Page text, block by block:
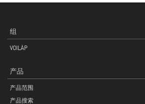
组
VOILÀP
产品
产品范围
产品搜索